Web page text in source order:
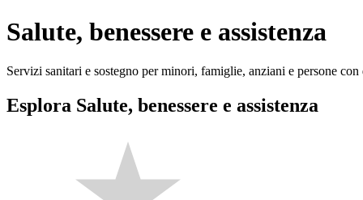
Salute, benessere e assistenza
Servizi sanitari e sostegno per minori, famiglie, anziani e persone con
Esplora Salute, benessere e assistenza